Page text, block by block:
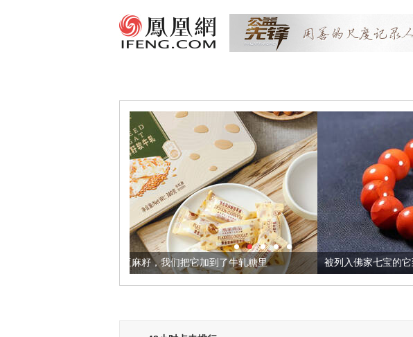
健康的黄金亚麻籽，我们把它加到了牛轧糖里 被列入佛家七宝的它到底有多美？